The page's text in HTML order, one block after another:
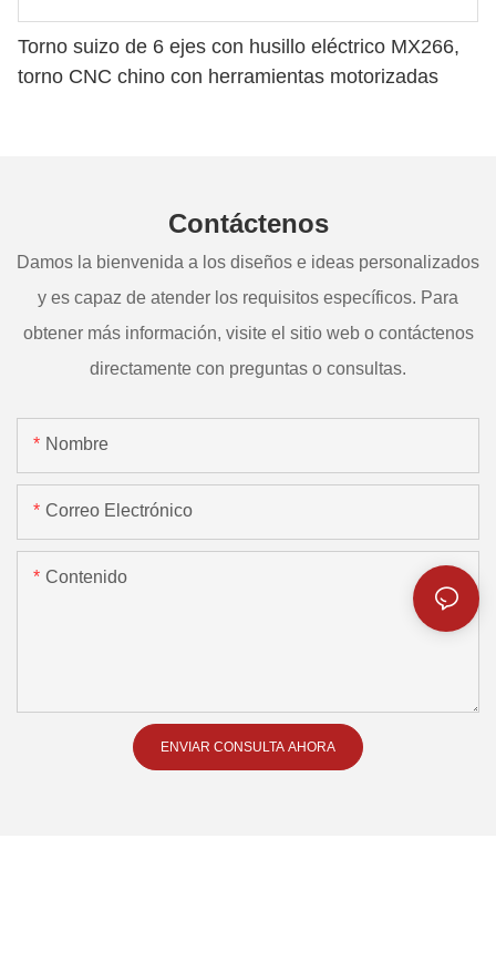
Torno suizo de 6 ejes con husillo eléctrico MX266,
torno CNC chino con herramientas motorizadas
Contáctenos
Damos la bienvenida a los diseños e ideas personalizados
y es capaz de atender los requisitos específicos. Para
obtener más información, visite el sitio web o contáctenos
directamente con preguntas o consultas.
Nombre
Correo Electrónico
Contenido
ENVIAR CONSULTA AHORA